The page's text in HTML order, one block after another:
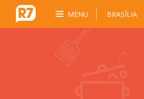
MENU BRASÍLIA